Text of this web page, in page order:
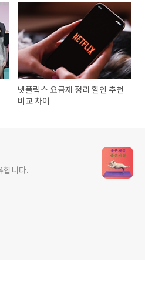
넷플릭스 요금제 정리 할인 추천
비교 차이
합니다.